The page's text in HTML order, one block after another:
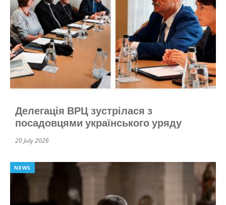
Делегація ВРЦ зустрілася з
посадовцями українського уряду
20 July 2026
NEWS